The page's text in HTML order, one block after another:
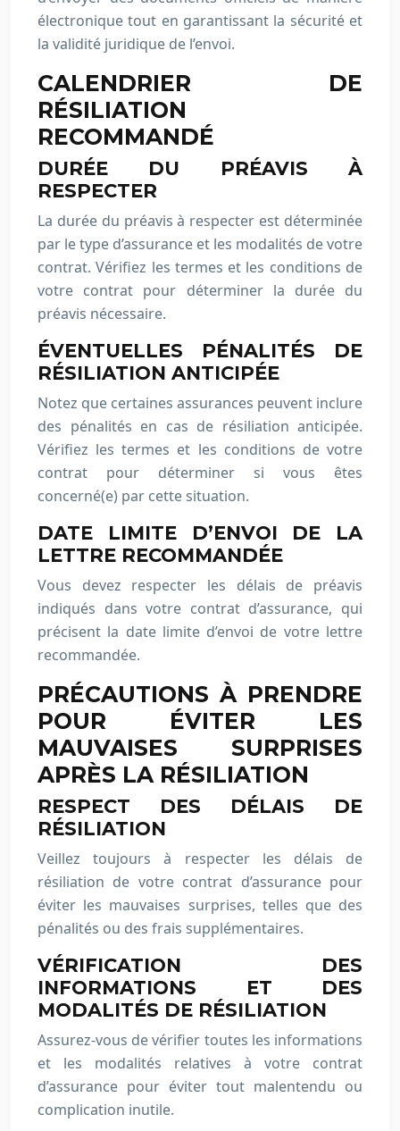
électronique tout en garantissant la sécurité et
la validité juridique de l’envoi.
CALENDRIER DE
RÉSILIATION
RECOMMANDÉ
DURÉE DU PRÉAVIS À
RESPECTER
La durée du préavis à respecter est déterminée
par le type d’assurance et les modalités de votre
contrat. Vérifiez les termes et les conditions de
votre contrat pour déterminer la durée du
préavis nécessaire.
ÉVENTUELLES PÉNALITÉS DE
RÉSILIATION ANTICIPÉE
Notez que certaines assurances peuvent inclure
des pénalités en cas de résiliation anticipée.
Vérifiez les termes et les conditions de votre
contrat pour déterminer si vous êtes
concerné(e) par cette situation.
DATE LIMITE D’ENVOI DE LA
LETTRE RECOMMANDÉE
Vous devez respecter les délais de préavis
indiqués dans votre contrat d’assurance, qui
précisent la date limite d’envoi de votre lettre
recommandée.
PRÉCAUTIONS À PRENDRE
POUR ÉVITER LES
MAUVAISES SURPRISES
APRÈS LA RÉSILIATION
RESPECT DES DÉLAIS DE
RÉSILIATION
Veillez toujours à respecter les délais de
résiliation de votre contrat d’assurance pour
éviter les mauvaises surprises, telles que des
pénalités ou des frais supplémentaires.
VÉRIFICATION DES
INFORMATIONS ET DES
MODALITÉS DE RÉSILIATION
Assurez-vous de vérifier toutes les informations
et les modalités relatives à votre contrat
d’assurance pour éviter tout malentendu ou
complication inutile.